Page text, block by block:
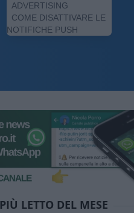
ADVERTISING
COME DISATTIVARE LE
NOTIFICHE PUSH
LETTO DEL MESE